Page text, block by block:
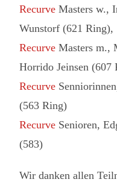
Recurve Masters w.,
Wunstorf (621 Ring),
Recurve Masters m.,
Horrido Jeinsen (607
Recurve
(563 Ring)
Recurve Senioren,
(583)
Wir danken allen